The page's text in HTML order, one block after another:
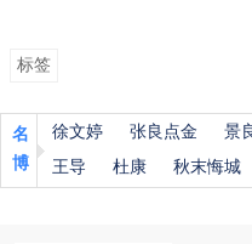
标签
名
博
徐文婷 张良点金 景
王导
杜康 秋末悔城